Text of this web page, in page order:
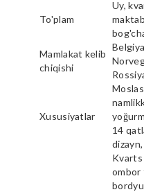
To'plam
Uy,
Mamlakat kelib
chiqishi
Xususiyatlar
14
dizayn,
Kvarts
ombor